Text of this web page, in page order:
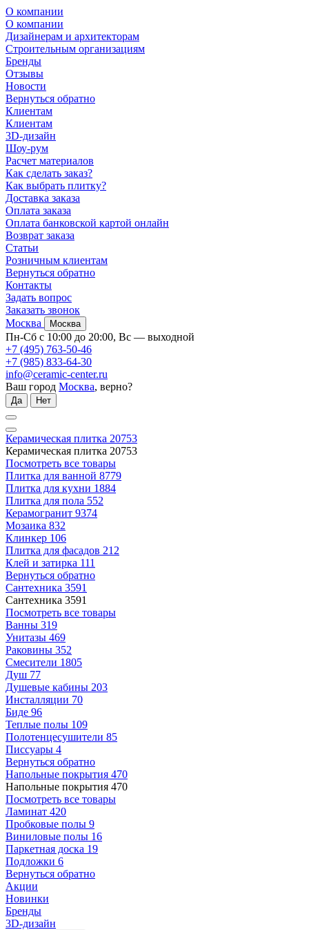
О компании
О компании
Дизайнерам и архитекторам
Строительным организациям
Бренды
Отзывы
Новости
Вернуться обратно
Клиентам
Клиентам
3D-дизайн
Шоу-рум
Расчет материалов
Как сделать заказ?
Как выбрать плитку?
Доставка заказа
Оплата заказа
Оплата банковской картой онлайн
Возврат заказа
Статьи
Розничным клиентам
Вернуться обратно
Контакты
Задать вопрос
Заказать звонок
Москва
Москва
Пн-Сб с 10:00 до 20:00, Вс — выходной
+7 (495) 763-50-46
+7 (985) 833-64-30
info@ceramic-center.ru
Ваш город Москва, верно?
Да Нет
Керамическая плитка 20753
Керамическая плитка 20753
Посмотреть все товары
Плитка для ванной 8779
Плитка для кухни 1884
Плитка для пола 552
Керамогранит 9374
Мозаика 832
Клинкер 106
Плитка для фасадов 212
Клей и затирка 111
Вернуться обратно
Сантехника 3591
Сантехника 3591
Посмотреть все товары
Ванны 319
Унитазы 469
Раковины 352
Смесители 1805
Душ 77
Душевые кабины 203
Инсталляции 70
Биде 96
Теплые полы 109
Полотенцесушители 85
Писсуары 4
Вернуться обратно
Напольные покрытия 470
Напольные покрытия 470
Посмотреть все товары
Ламинат 420
Пробковые полы 9
Виниловые полы 16
Паркетная доска 19
Подложки 6
Вернуться обратно
Акции
Новинки
Бренды
3D-дизайн